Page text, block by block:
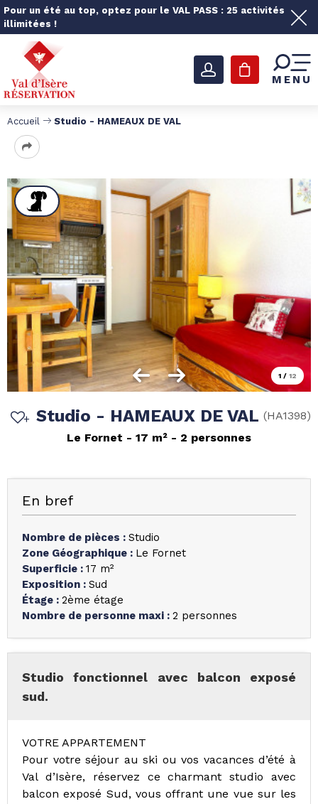
Pour un été au top, optez pour le VAL PASS : 25 activités
illimitées !
MENU
Accueil Studio - HAMEAUX DE VAL
1 / 12
Studio - HAMEAUX DE VAL (HA1398)
Le Fornet
17 m² 2 personnes
En bref
Nombre de pièces : Studio
Zone Géographique : Le Fornet
Superficie : 17 m²
Exposition : Sud
Étage : 2ème étage
Nombre de personne maxi : 2 personnes
Studio fonctionnel avec balcon exposé
sud.
VOTRE APPARTEMENT
Pour votre séjour au ski ou vos vacances d’été à
Val d’Isère, réservez ce charmant studio avec
balcon exposé Sud, vous offrant une vue sur les